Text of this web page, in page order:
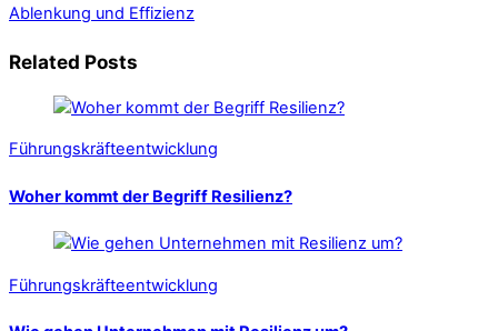
Ablenkung und Effizienz
Related Posts
Führungskräfteentwicklung
Woher kommt der Begriff Resilienz?
Führungskräfteentwicklung